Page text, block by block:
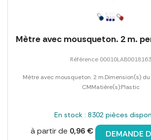
Mètre avec mousqueton. 2 m.
Référence 00010LAB0018163
Mètre avec mousqueton. 2 m.Dimension(s) du
CMMatière(s):Plastic
En stock : 8302 pièces
à partir de 0,96 € DEMANDE